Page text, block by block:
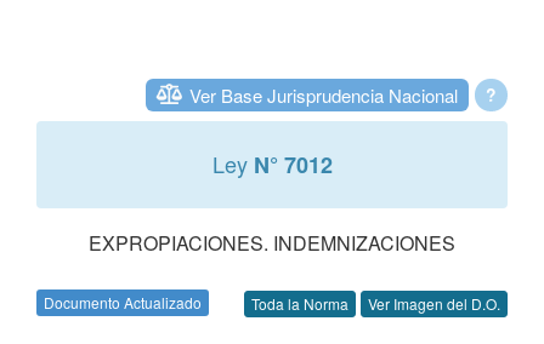
?
Ver Base Jurisprudencia Nacional
Ley N° 7012
EXPROPIACIONES. INDEMNIZACIONES
Documento Actualizado Toda la Norma Ver Imagen del D.O.